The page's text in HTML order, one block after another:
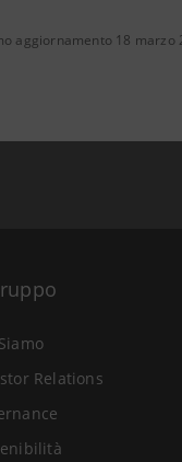
aggiornamento 18 marzo
Relations